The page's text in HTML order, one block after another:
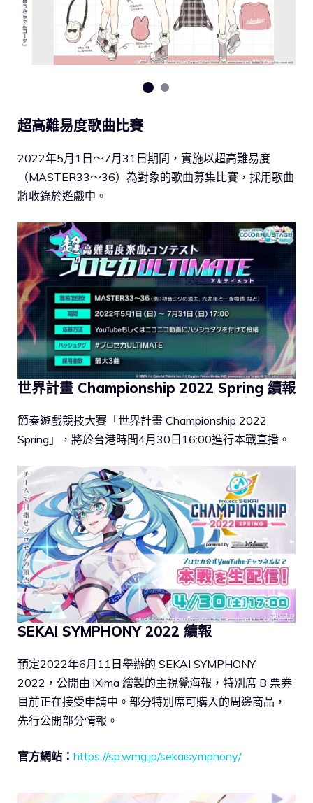
超高難易度歌曲比賽
2022年5月1日～7月31日期間，實施以超高難易度
（MASTER33～36）為對象的歌曲募集比賽，採用歌曲
將收錄於遊戲中。
世界計畫 Championship 2022 Spring 續報
節奏遊戲競技大賽「世界計畫 Championship 2022
Spring」，將於台港時間4月30日16:00進行本戰直播。
SEKAI SYMPHONY 2022 續報
預定2022年6月11日舉辦的 SEKAI SYMPHONY
2022，公開由 iXima 繪製的主視覺海報，特別席 B 票券
目前正在接受申請中。部分特別席可購入的周邊商品，
先行公開部分情報。
官方網站： https://sp.wmg.jp/sekaisymphony/